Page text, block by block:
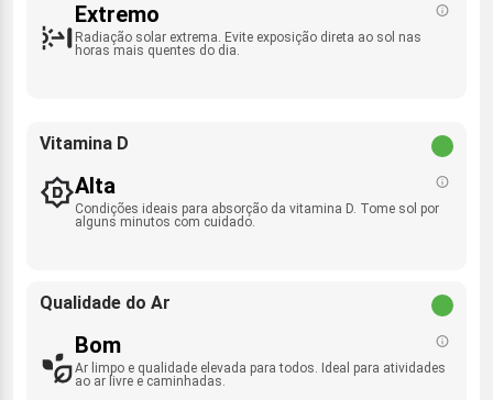
Extremo
Radiação solar extrema. Evite exposição direta ao sol nas
horas mais quentes do dia.
Vitamina D
Alta
Condições ideais para absorção da vitamina D. Tome sol por
alguns minutos com cuidado.
Qualidade do Ar
Bom
Ar limpo e qualidade elevada para todos. Ideal para atividades
ao ar livre e caminhadas.